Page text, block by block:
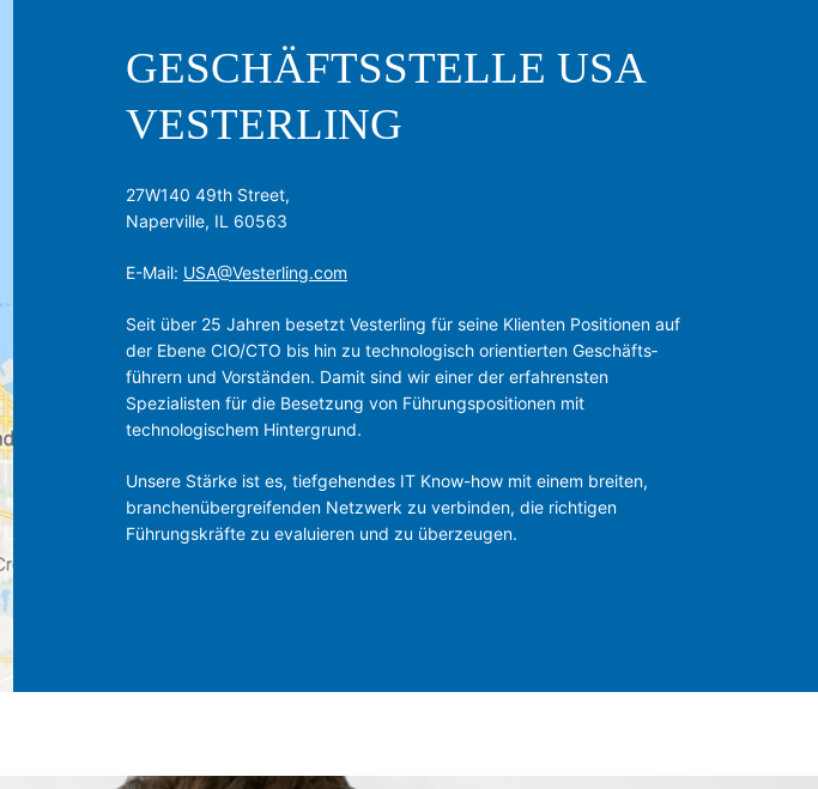
GESCHÄFTSSTELLE USA
VESTERLING
27W140 49th Street,
Naperville, IL 60563
E-Mail: USA@Vesterling.com
Seit über 25 Jahren besetzt Vesterling für seine Klienten Positionen auf
der Ebene CIO/CTO bis hin zu technologisch orientierten Geschäfts­
führern und Vorständen. Damit sind wir einer der erfahrensten
Spezialisten für die Besetzung von Führungspositionen mit
technologischem Hintergrund.
Unsere Stärke ist es, tiefgehendes IT Know-how mit einem breiten,
branchen­über­greifenden Netzwerk zu verbinden, die richtigen
Führungskräfte zu evaluieren und zu überzeugen.